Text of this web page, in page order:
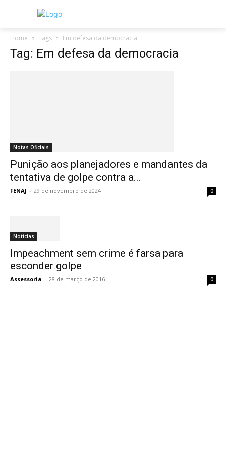
Home Tags Em defesa da democracia
Tag: Em defesa da democracia
Notas Oficiais
Punição aos planejadores e mandantes da
tentativa de golpe contra a...
FENAJ - 29 de novembro de 2024 0
Notícias
Impeachment sem crime é farsa para
esconder golpe
Assessoria - 28 de março de 2016 0